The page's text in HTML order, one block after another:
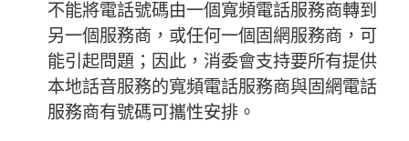
不能將電話號碼由一個寬頻電話服務商轉到
另一個服務商，或任何一個固網服務商，可
能引起問題；因此，消委會支持要所有提供
本地話音服務的寬頻電話服務商與固網電話
服務商有號碼可攜性安排。